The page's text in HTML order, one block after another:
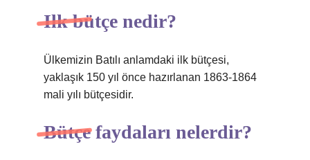
Ilk bütçe nedir?
Ülkemizin Batılı anlamdaki ilk bütçesi,
yaklaşık 150 yıl önce hazırlanan 1863-1864
mali yılı bütçesidir.
Bütçe faydaları nelerdir?